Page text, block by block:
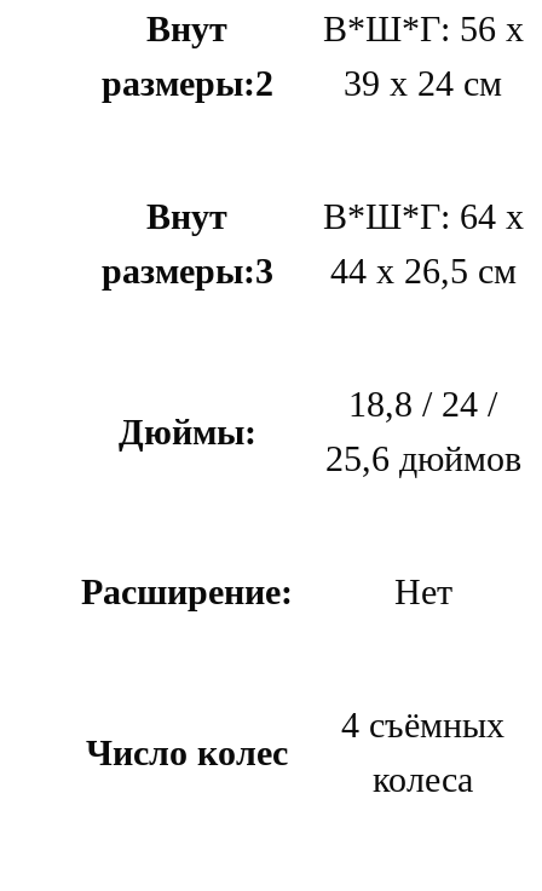
Внут
размеры:2
В*Ш*Г: 56 х
39 х 24 см
Внут
размеры:3
В*Ш*Г: 64 х
44 х 26,5 см
Дюймы:
18,8 / 24 /
25,6 дюймов
Расширение: Нет
Число колес
4 съёмных
колеса